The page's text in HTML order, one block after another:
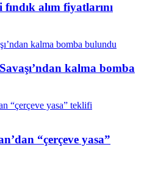
alım fiyatlarını
kalma bomba
“çerçeve yasa”